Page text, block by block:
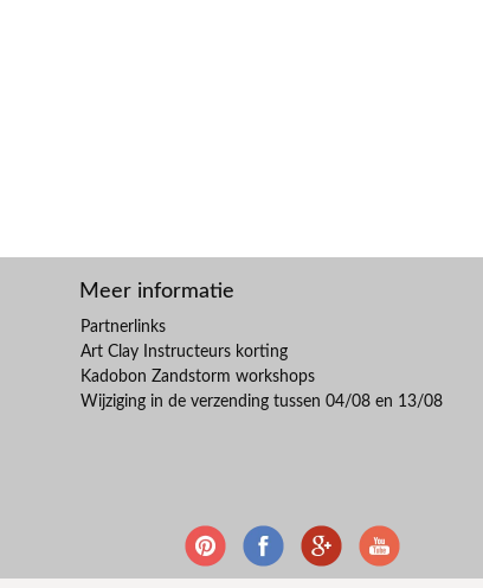
Meer informatie
Partnerlinks
Art Clay Instructeurs korting
Kadobon Zandstorm workshops
Wijziging in de verzending tussen 04/08 en 13/08